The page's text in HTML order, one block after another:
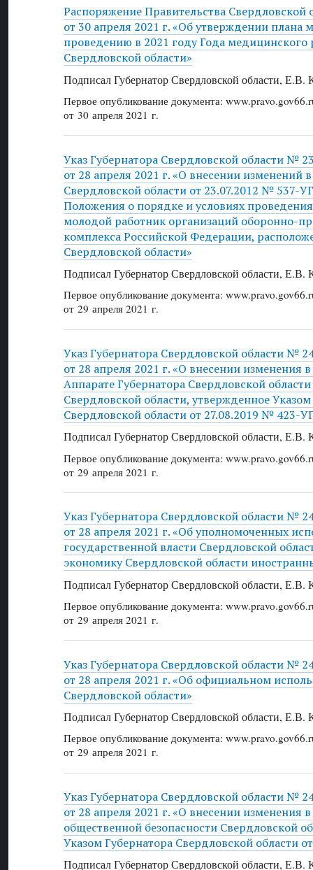
Распоряжение Правительства
от 30 апреля 2021 г. «Об утверждении плана
проведению в 2021 году Года медицинского
Свердловской области»
Подписал Губернатор Свердловской области, Е.В.
Первое опубликование документа:
от 30 апреля 2021 г.
Указ Губернатора Свердловской области №
от 28 апреля 2021 г. «О внесении изменений
Свердловской области от 23.07.2012 № 537-
Положения о порядке и условиях
молодой работник организаций оборонно-
комплекса Российской Федерации,
Свердловской области»
Подписал Губернатор Свердловской области, Е.В.
Первое опубликование документа:
от 29 апреля 2021 г.
Указ Губернатора Свердловской области №
от 28 апреля 2021 г. «О внесении изменения
Аппарате Губернатора Свердловской
Свердловской области, утвержденное
Свердловской области от 27.08.2019 № 423-
Подписал Губернатор Свердловской области, Е.В.
Первое опубликование документа:
от 29 апреля 2021 г.
Указ Губернатора Свердловской области №
от 28 апреля 2021 г. «Об уполномоченных
государственной власти Свердловской
экономику Свердловской области
Подписал Губернатор Свердловской области, Е.В.
Первое опубликование документа:
от 29 апреля 2021 г.
Указ Губернатора Свердловской области №
от 28 апреля 2021 г. «Об официальном
Свердловской области»
Подписал Губернатор Свердловской области, Е.В.
Первое опубликование документа:
от 29 апреля 2021 г.
Указ Губернатора Свердловской области №
от 28 апреля 2021 г. «О внесении изменения в
общественной безопасности Свердловской
Указом Губернатора Свердловской области
Подписал Губернатор Свердловской области, Е.В.